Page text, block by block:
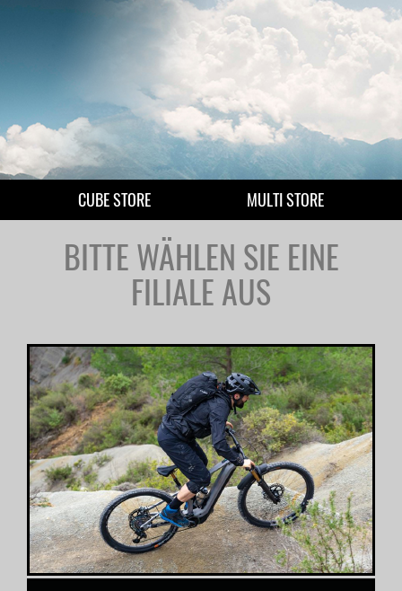
CUBE STORE MULTI STORE
BITTE WÄHLEN SIE EINE
FILIALE AUS